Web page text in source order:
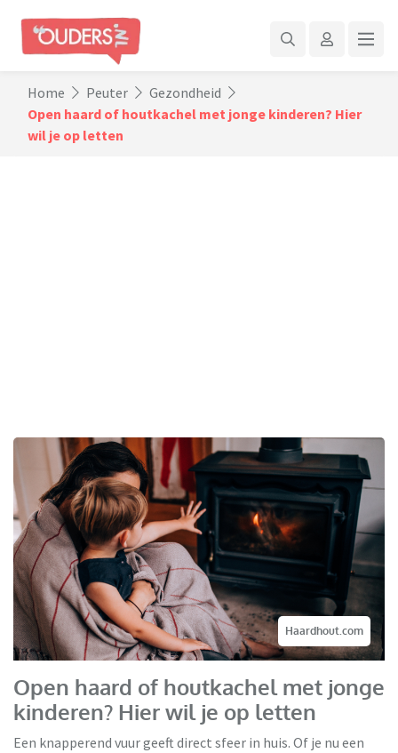
Home Peuter
Gezondheid
Open haard of houtkachel met jonge kinderen? Hier
wil je op letten
Haardhout.com
Open haard of houtkachel met jonge
kinderen? Hier wil je op letten
Een knapperend vuur geeft direct sfeer in huis. Of je nu een